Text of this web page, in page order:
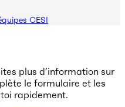
CESI
plus d’information sur
le formulaire et les
rapidement.